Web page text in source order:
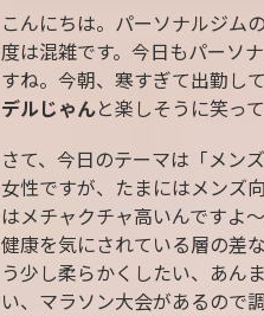
こんにちは。パーソナルジム
度は混雑です。今日もパーソ
すね。今朝、寒すぎて出勤し
デルじゃんと楽しそうに笑っ
さて、今日のテーマは「メン
女性ですが、たまにはメンズ
はメチャクチャ高いんですよ
健康を気にされている層の差
う少し柔らかくしたい、あん
い、マラソン大会があるので